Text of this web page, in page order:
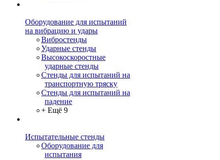
Оборудование для испытаний
на вибрацию и удары
Вибростенды
Ударные стенды
Высокоскоростные
ударные стенды
Стенды для испытаний на
транспортную тряску
Стенды для испытаний на
падение
+ Ещё 9
Испытательные стенды
Оборудование для
испытания